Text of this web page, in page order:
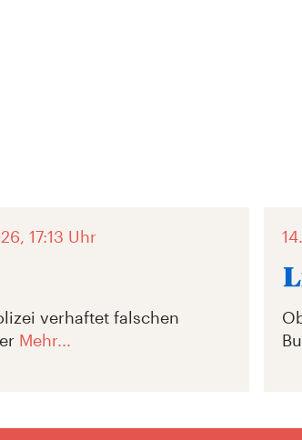
17:13 Uhr
verhaftet falschen
Mehr...